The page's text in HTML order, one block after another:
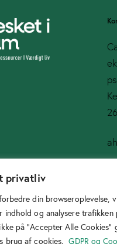
privatliv
din browseroplevelse,
indhold og analysere trafikken
på "Accepter Alle Cookies"
brug af cookies. GDPR og